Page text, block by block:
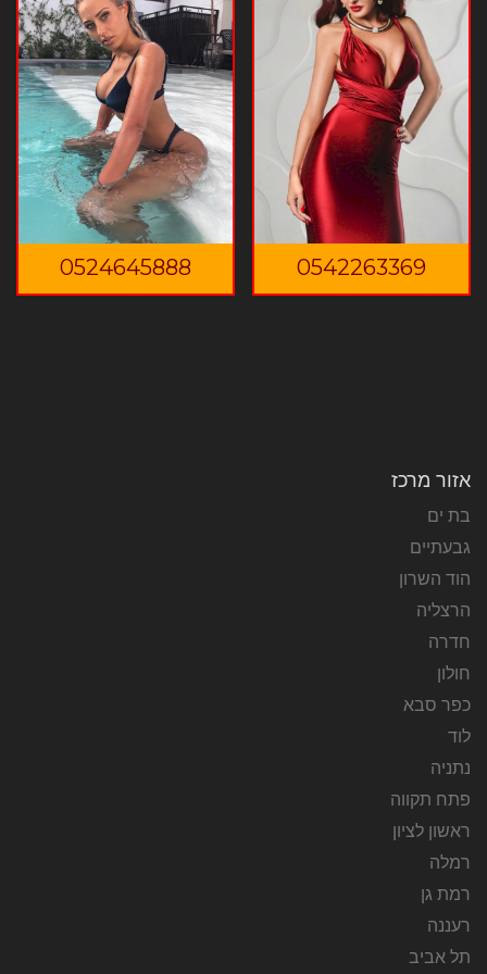
0542263369
0524645888
אזור מרכז
בת ים
גבעתיים
הוד השרון
הרצליה
חדרה
חולון
כפר סבא
לוד
נתניה
פתח תקווה
ראשון לציון
רמלה
רמת גן
רעננה
תל אביב